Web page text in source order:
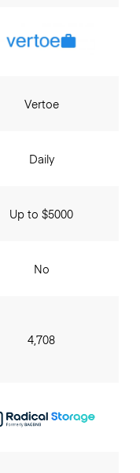
Vertoe
Daily
Up to $5000
No
4,708